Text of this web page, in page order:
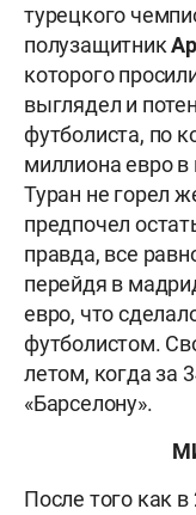
турецкого
полузащитник
которого
выглядел и
футболиста, по
миллиона евро в
Туран не горел
предпочел
правда, все
перейдя в
евро, что
футболистом.
летом, когда за
«Барселону».
После того как в